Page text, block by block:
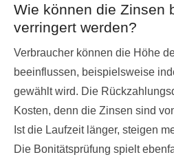
Wie können die Zinsen
verringert werden?
Verbraucher können die Höhe
beeinflussen, beispielsweise
gewählt wird. Die
Kosten, denn die Zinsen sind
Ist die Laufzeit länger, steigen
Die Bonitätsprüfung spielt